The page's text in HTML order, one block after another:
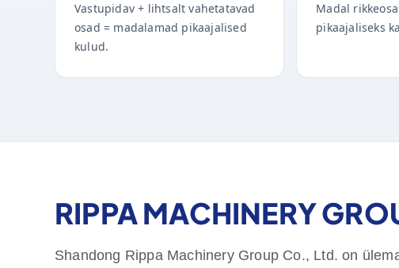
Vastupidav + lihtsalt vahetatavad
osad = madalamad pikaajalised
kulud.
Madal
pikaajaliseks
RIPPA MACHINERY
Shandong Rippa Machinery Group Co., Ltd. on